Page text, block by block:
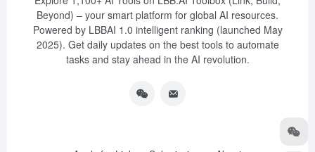
Beyond) – your smart platform for global AI resources.
Powered by LBBAI 1.0 intelligent ranking (launched May
2025). Get daily updates on the best tools to automate
tasks and stay ahead in the AI revolution.